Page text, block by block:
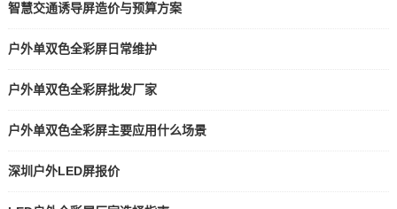
智慧交通诱导屏造价与预算方案
户外单双色全彩屏日常维护
户外单双色全彩屏批发厂家
户外单双色全彩屏主要应用什么场景
深圳户外LED屏报价